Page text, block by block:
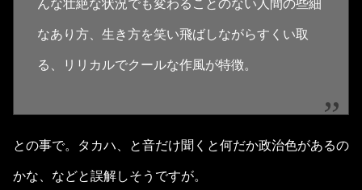
んな壮絶な状況でも変わることのない人間の些細
なあり方、生き方を笑い飛ばしながらすくい取
る、リリカルでクールな作風が特徴。
との事で。タカハ、と音だけ聞くと何だか政治色があるの
かな、などと誤解しそうですが。